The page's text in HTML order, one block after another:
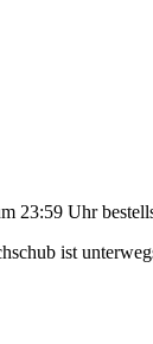
23:59 Uhr
ist